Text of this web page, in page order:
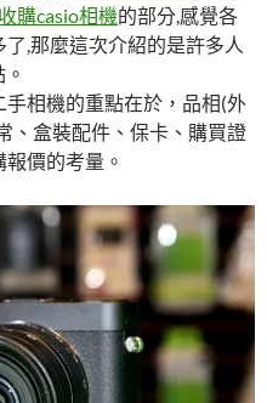
收購casio相機的部分,感覺各
,那麼這次介紹的是許多人
相機的重點在於，品相(外
、盒裝配件、保卡、購買證
價的考量。